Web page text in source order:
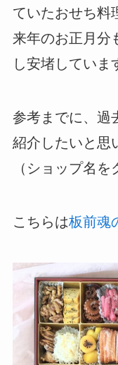
ていたおせち料
来年のお正月分
し安堵していま
参考までに、過
紹介したいと思
（ショップ名を
こちらは板前魂